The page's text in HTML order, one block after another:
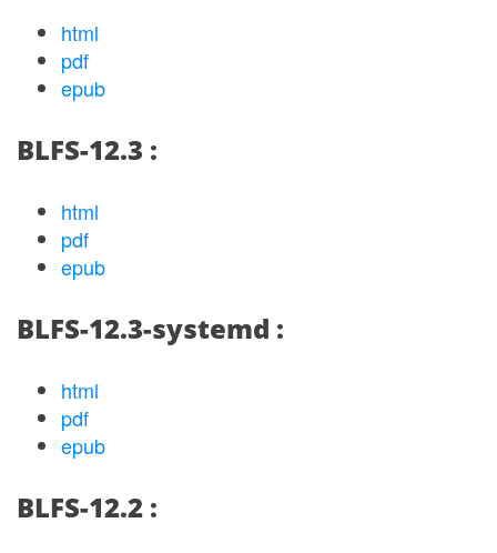
html
pdf
epub
BLFS-12.3 :
html
pdf
epub
BLFS-12.3-systemd :
html
pdf
epub
BLFS-12.2 :